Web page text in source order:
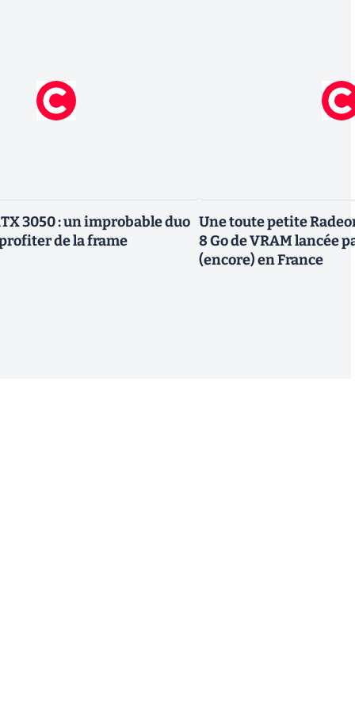
3050 : un improbable duo
de la frame
Une toute petite
8 Go de VRAM lancée
(encore) en France